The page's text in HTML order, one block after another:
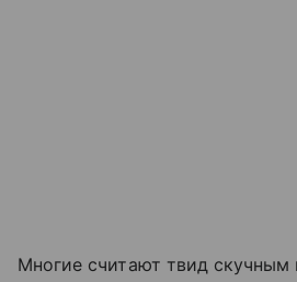
Многие считают твид